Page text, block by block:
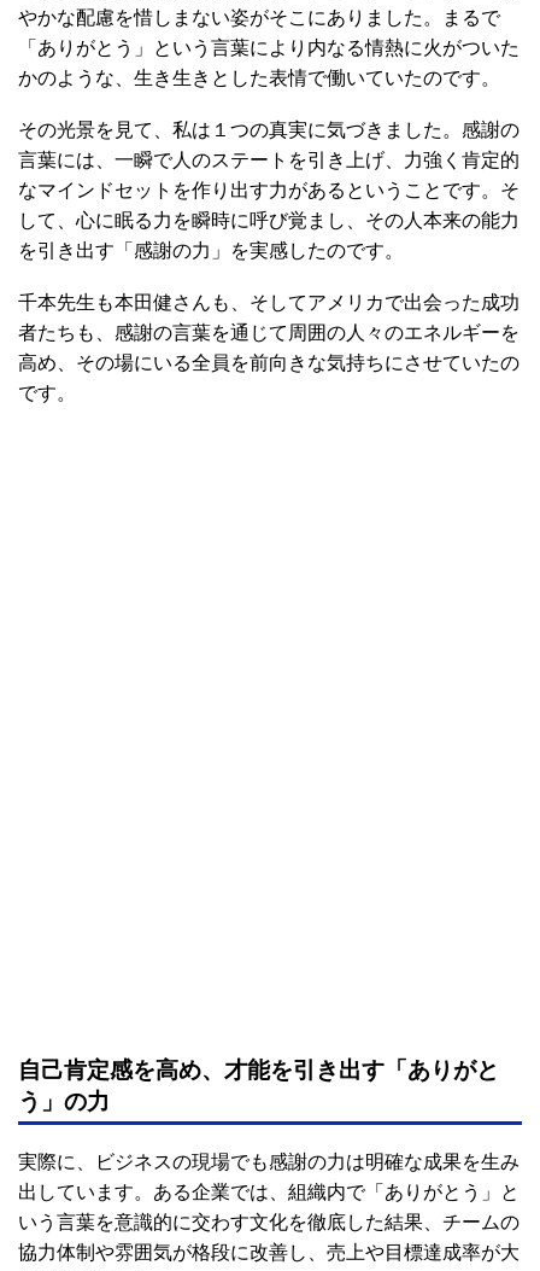
やかな配慮を惜しまない姿がそこにありました。まるで
「ありがとう」という言葉により内なる情熱に火がついた
かのような、生き生きとした表情で働いていたのです。
その光景を見て、私は１つの真実に気づきました。感謝の
言葉には、一瞬で人のステートを引き上げ、力強く肯定的
なマインドセットを作り出す力があるということです。そ
して、心に眠る力を瞬時に呼び覚まし、その人本来の能力
を引き出す「感謝の力」を実感したのです。
千本先生も本田健さんも、そしてアメリカで出会った成功
者たちも、感謝の言葉を通じて周囲の人々のエネルギーを
高め、その場にいる全員を前向きな気持ちにさせていたの
です。
自己肯定感を高め、才能を引き出す「ありがと
う」の力
実際に、ビジネスの現場でも感謝の力は明確な成果を生み
出しています。ある企業では、組織内で「ありがとう」と
いう言葉を意識的に交わす文化を徹底した結果、チームの
協力体制や雰囲気が格段に改善し、売上や目標達成率が大